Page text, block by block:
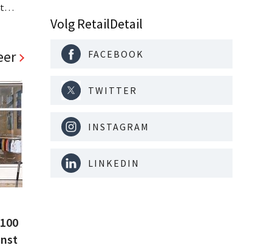
Volg RetailDetail
FACEBOOK
TWITTER
INSTAGRAM
LINKEDIN